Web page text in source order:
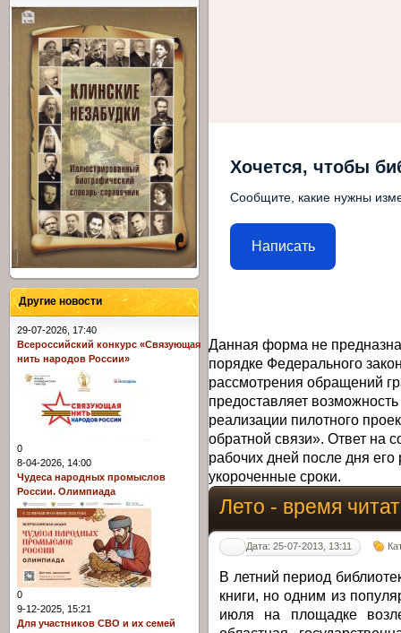
Хочется, чтобы
Сообщите, какие нужны
Написать
Данная форма не
порядке Федерального
рассмотрения обращений
предоставляет
реализации пилотного
обратной связи». Ответ на
рабочих дней после дня
укороченные сроки.
Лето - время
Дата: 25-07-2013, 13:11
В летний период
книги, но одним из
июля на площадке
Другие новости
29-07-2026, 17:40
Всероссийский конкурс «Связующая
нить народов России»
0
8-04-2026, 14:00
Чудеса народных промыслов
России. Олимпиада
0
9-12-2025, 15:21
Для участников СВО и их семей